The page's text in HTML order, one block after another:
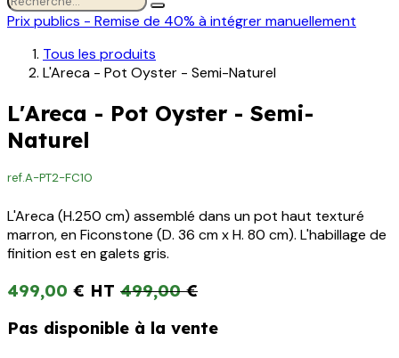
Prix publics - Remise de 40% à intégrer manuellement
Tous les produits
L'Areca - Pot Oyster - Semi-Naturel
L'Areca - Pot Oyster - Semi-
Naturel
ref.A-PT2-FC10
L'Areca (H.250 cm) assemblé dans un pot haut texturé
marron, en Ficonstone (D. 36 cm x H. 80 cm). L'habillage de
finition est en galets gris.
499,00 € 499,00€
Pas disponible à la vente